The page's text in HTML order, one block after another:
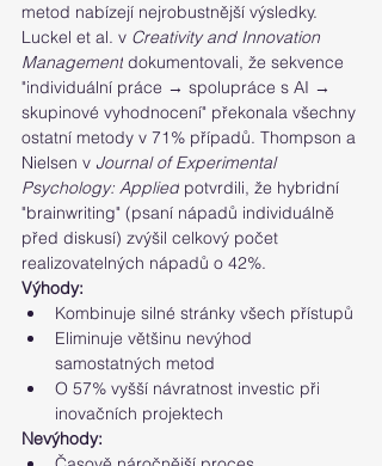
metod nabízejí nejrobustnější výsledky.
Luckel et al. v Creativity and Innovation
Management dokumentovali, že sekvence
"individuální práce → spolupráce s AI →
skupinové vyhodnocení" překonala všechny
ostatní metody v 71% případů. Thompson a
Nielsen v Journal of Experimental
Psychology: Applied potvrdili, že hybridní
"brainwriting" (psaní nápadů individuálně
před diskusí) zvýšil celkový počet
realizovatelných nápadů o 42%.
Výhody:
Kombinuje silné stránky všech přístupů
Eliminuje většinu nevýhod
samostatných metod
O 57% vyšší návratnost investic při
inovačních projektech
Nevýhody: